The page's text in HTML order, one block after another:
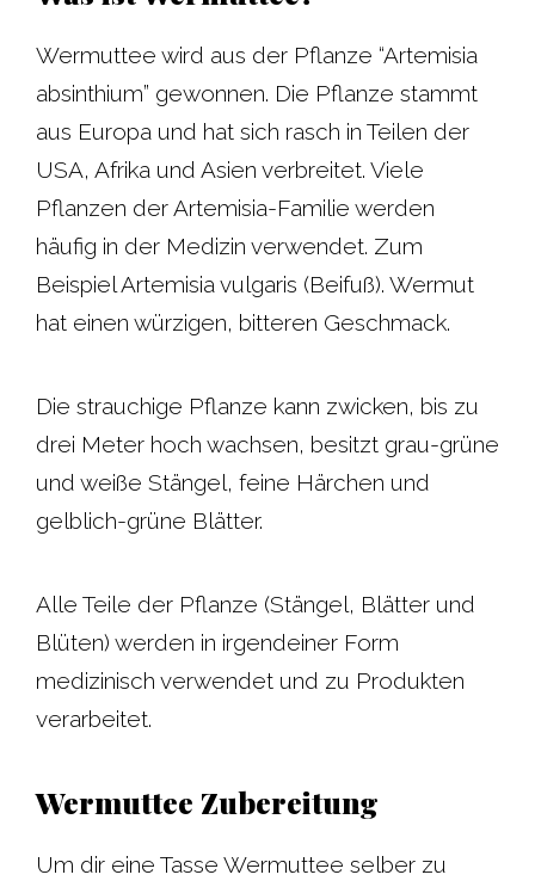
Wermuttee wird aus der Pflanze “Artemisia
absinthium” gewonnen. Die Pflanze stammt
aus Europa und hat sich rasch in Teilen der
USA, Afrika und Asien verbreitet. Viele
Pflanzen der Artemisia-Familie werden
häufig in der Medizin verwendet. Zum
Beispiel Artemisia vulgaris (Beifuß). Wermut
hat einen würzigen, bitteren Geschmack.
Die strauchige Pflanze kann zwicken, bis zu
drei Meter hoch wachsen, besitzt grau-grüne
und weiße Stängel, feine Härchen und
gelblich-grüne Blätter.
Alle Teile der Pflanze (Stängel, Blätter und
Blüten) werden in irgendeiner Form
medizinisch verwendet und zu Produkten
verarbeitet.
Wermuttee Zubereitung
Um dir eine Tasse Wermuttee selber zu